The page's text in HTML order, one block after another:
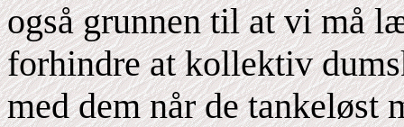
også grunnen til at vi må
forhindre at kollektiv
med dem når de tankeløst